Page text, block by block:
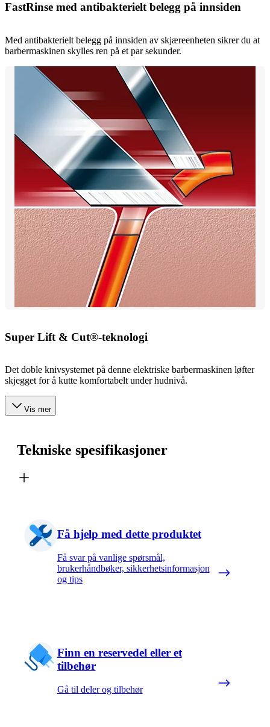
FastRinse med antibakterielt belegg på innsiden
Med antibakterielt belegg på innsiden av skjæreenheten sikrer du at
barbermaskinen skylles ren på et par sekunder.
Super Lift & Cut®-teknologi
Det doble knivsystemet på denne elektriske barbermaskinen løfter
skjegget for å kutte komfortabelt under hudnivå.
Vis mer
Tekniske spesifikasjoner
Få hjelp med dette produktet
Få svar på vanlige spørsmål,
brukerhåndbøker, sikkerhetsinformasjon
og tips
Finn en reservedel eller et
tilbehør
Gå til deler og tilbehør